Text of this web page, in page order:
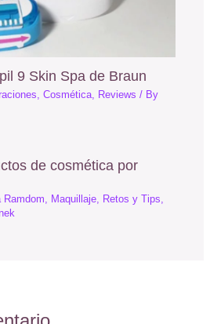
9 Skin Spa de Braun
,Cosmética, Reviews / By
de cosmética por
Ramdom Maquillaje Retos y Tips